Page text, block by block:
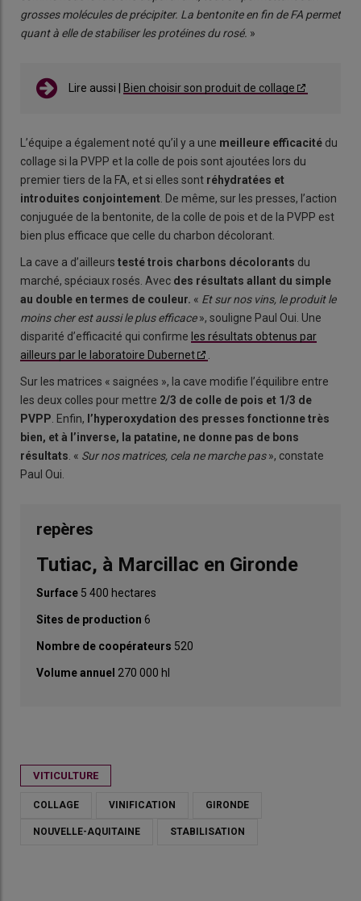
grosses molécules de précipiter. La bentonite en fin de FA permet
quant à elle de stabiliser les protéines du rosé. »
Lire aussi | Bien choisir son produit de collage
L’équipe a également noté qu’il y a une meilleure efficacité du
collage si la PVPP et la colle de pois sont ajoutées lors du
premier tiers de la FA, et si elles sont réhydratées et
introduites conjointement . De même, sur les presses, l’action
conjuguée de la bentonite, de la colle de pois et de la PVPP est
bien plus efficace que celle du charbon décolorant.
La cave a d’ailleurs testé trois charbons décolorants du
marché, spéciaux rosés. Avec des résultats allant du simple
au double en termes de couleur. « Et sur nos vins, le produit le
moins cher est aussi le plus efficace», souligne Paul Oui. Une
disparité d’efficacité qui confirme les résultats obtenus par
ailleurs par le laboratoire Dubernet
Sur les matrices « saignées », la cave modifie l’équilibre entre
les deux colles pour mettre 2/3 de colle de pois et 1/3 de
PVPP . Enfin, l’hyperoxydation des presses fonctionne très
bien, et à l’inverse, la patatine, ne donne pas de bons
résultats . « Sur nos matrices, cela ne marche pas», constate
Paul Oui.
repères
Tutiac, à Marcillac en Gironde
Surface 5 400 hectares
Sites de production 6
Nombre de coopérateurs 520
Volume annuel 270 000 hl
VITICULTURE
COLLAGE VINIFICATION GIRONDE
NOUVELLE-AQUITAINE STABILISATION